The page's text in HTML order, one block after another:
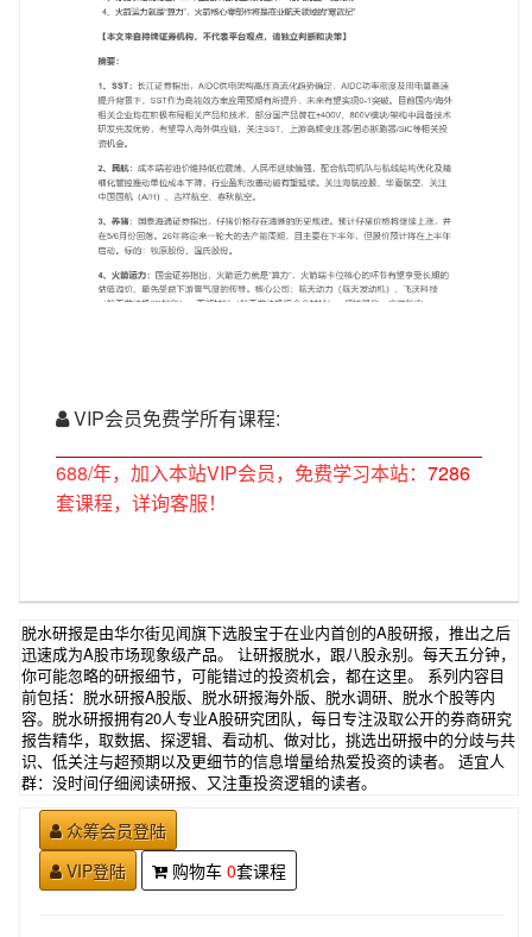
VIP会员免费学所有课程:
688/年，加入本站VIP会员，免费学习本站： 7286
套课程，详询客服！
脱水研报是由华尔街见闻旗下选股宝于在业内首创的A股研报，推出之后
迅速成为A股市场现象级产品。 让研报脱水，跟八股永别。每天五分钟，
你可能忽略的研报细节，可能错过的投资机会，都在这里。 系列内容目
前包括：脱水研报A股版、脱水研报海外版、脱水调研、脱水个股等内
容。脱水研报拥有20人专业A股研究团队，每日专注汲取公开的券商研究
报告精华，取数据、探逻辑、看动机、做对比，挑选出研报中的分歧与共
识、低关注与超预期以及更细节的信息增量给热爱投资的读者。 适宜人
群：没时间仔细阅读研报、又注重投资逻辑的读者。
众筹会员登陆
VIP登陆
购物车 0套课程